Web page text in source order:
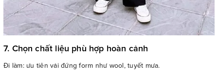
7. Chọn chất liệu phù hợp hoàn cảnh
Đi làm: ưu tiên vải đứng form như wool, tuyết mưa.